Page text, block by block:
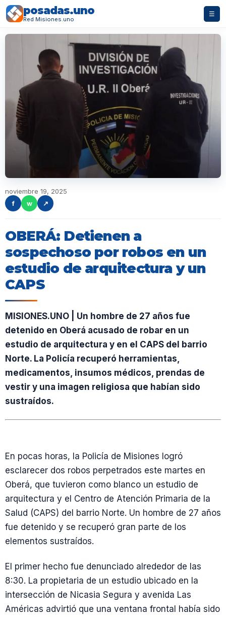
posadas.uno
Red Misiones.uno
☰
noviembre 19, 2025
f
w ↗
OBERÁ: Detienen a
sospechoso por robos en un
estudio de arquitectura y un
CAPS
MISIONES.UNO | Un hombre de 27 años fue
detenido en Oberá acusado de robar en un
estudio de arquitectura y en el CAPS del barrio
Norte. La Policía recuperó herramientas,
medicamentos, insumos médicos, prendas de
vestir y una imagen religiosa que habían sido
sustraídos.
En pocas horas, la Policía de Misiones logró
esclarecer dos robos perpetrados este martes en
Oberá, que tuvieron como blanco un estudio de
arquitectura y el Centro de Atención Primaria de la
Salud (CAPS) del barrio Norte. Un hombre de 27 años
fue detenido y se recuperó gran parte de los
elementos sustraídos.
El primer hecho fue denunciado alrededor de las
8:30. La propietaria de un estudio ubicado en la
intersección de Nicasia Segura y avenida Las
Américas advirtió que una ventana frontal había sido